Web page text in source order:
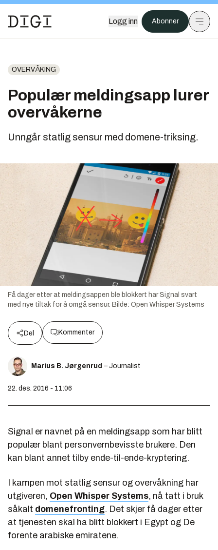
Logg inn Abonner
OVERVÅKING
Populær meldingsapp lurer
overvåkerne
Unngår statlig sensur med domene-triksing.
Få dager etter at meldingsappen ble blokkert har Signal svart
med nye tiltak for å omgå sensur. Bilde: Open Whisper Systems
Del Kommenter
Marius B. Jørgenrud – Journalist
22. des. 2016 - 11:06
Signal er navnet på en meldingsapp som har blitt
populær blant personvernbevisste brukere. Den
kan blant annet tilby ende-til-ende-kryptering.
I kampen mot statlig sensur og overvåkning har
utgiveren, Open Whisper Systems, nå tatt i bruk
såkalt domenefronting. Det skjer få dager etter
at tjenesten skal ha blitt blokkert i Egypt og De
forente arabiske emiratene.